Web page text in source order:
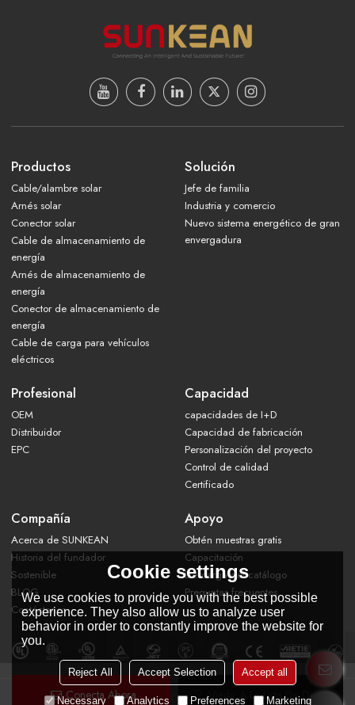
Conecta Ahora Añadir A La Lista De Deseos
Productos
Cable/alambre solar
Arnés solar
Conector solar
Cable de almacenamiento de
energía
Arnés de almacenamiento de
energía
Conector de almacenamiento de
energía
Cable de carga para vehículos
eléctricos
Solución
Jefe de familia
Industria y comercio
Nuevo sistema energético de gran
envergadura
Profesional
OEM
Distribuidor
EPC
Capacidad
capacidades de I+D
Capacidad de fabricación
Personalización del proyecto
Control de calidad
Certificado
Compañía
Acerca de SUNKEAN
Historia del fundador
Sostenible
BLOG
Contáctanos
Apoyo
Obtén muestras gratis
Capacitación
Descarga del catálogo
Preguntas frecuentes
Copyright © 2026WUXI SUN KING ENERGY TECHNOLOGY CO., LTD.
Cookie settings
We use cookies to provide you with the best possible
experience. They also allow us to analyze user
behavior in order to constantly improve the website for
you.
Reject All Accept Selection Accept all
Necessary Analytics Preferences Marketing